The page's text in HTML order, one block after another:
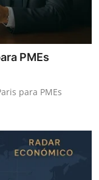
PMEs
para PMEs